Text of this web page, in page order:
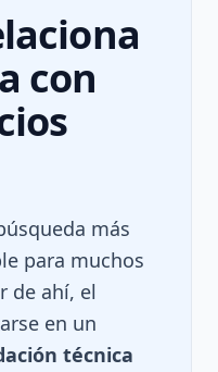
con
más
para muchos
de ahí, el
en un
técnica